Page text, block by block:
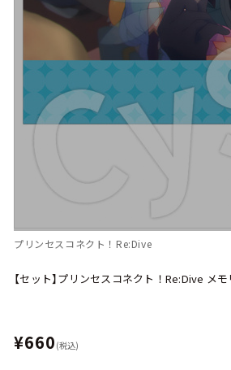
プリンセスコネクト！Re:Dive
【セット】プリンセスコネクト！Re:Dive メ
¥660 (税込)